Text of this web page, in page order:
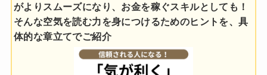
がよりスムーズになり、お金を稼ぐスキルとしても！
そんな空気を読む力を身につけるためのヒントを、具
体的な章立てでご紹介